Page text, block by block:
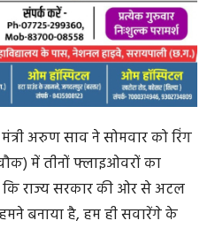
अरुण साव ने सोमवार को रिंग
में तीनों फ्लाइओवरों का
कि राज्य सरकार की ओर से अटल
हमने बनाया है, हम ही सवारेंगे के